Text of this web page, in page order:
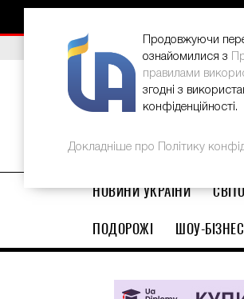
ВИБІР РЕДАКЦІЇ В Україні
НОВИНИ УКРАЇНИ
ПОДОРОЖІ
ШОУ-БІЗНЕС
Продовжуючи
ознайомилися з
правилами
згодні з
конфіденційності.
Докладніше про Політику